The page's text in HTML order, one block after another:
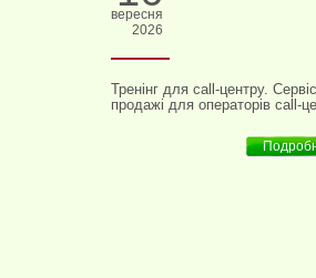
вересня
2026
Тренінг для call-центру.
продажі для операторів call-